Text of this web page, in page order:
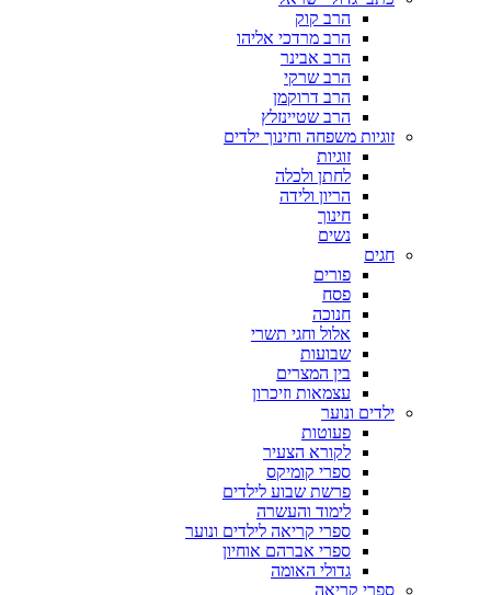
הרב קוק
הרב מרדכי אליהו
הרב אבינר
הרב שרקי
הרב דרוקמן
הרב שטיינזלץ
זוגיות משפחה וחינוך ילדים
זוגיות
לחתן ולכלה
הריון ולידה
חינוך
נשים
חגים
פורים
פסח
חנוכה
אלול וחגי תשרי
שבועות
בין המצרים
עצמאות וזיכרון
ילדים ונוער
פעוטות
לקורא הצעיר
ספרי קומיקס
פרשת שבוע לילדים
לימוד והעשרה
ספרי קריאה לילדים ונוער
ספרי אברהם אוחיון
גדולי האומה
ספרי קריאה